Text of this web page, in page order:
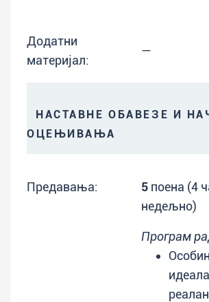
Додатни
материјал:
—
НАСТАВНЕ ОБАВЕЗЕ И
ОЦЕЊИВАЊА
Предавања: 5 поена (4
недељно)
Програм